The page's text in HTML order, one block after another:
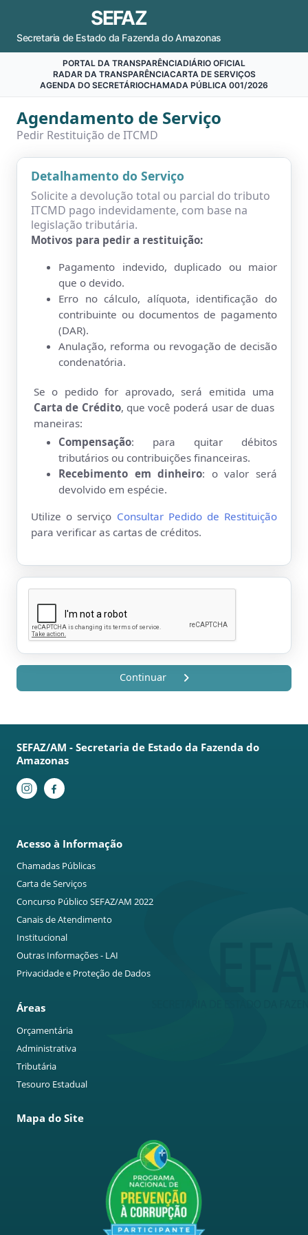
SEFAZ
Secretaria de Estado da Fazenda do Amazonas
PORTAL DA TRANSPARÊNCIADIÁRIO OFICIAL
RADAR DA TRANSPARÊNCIACARTA DE SERVIÇOS
AGENDA DO SECRETÁRIOCHAMADA PÚBLICA 001/2026
Agendamento de Serviço
Pedir Restituição de ITCMD
Detalhamento do Serviço
Solicite a devolução total ou parcial do tributo
ITCMD pago indevidamente, com base na
legislação tributária.
Motivos para pedir a restituição:
Pagamento indevido, duplicado ou maior
que o devido.
Erro no cálculo, alíquota, identificação do
contribuinte ou documentos de pagamento
(DAR).
Anulação, reforma ou revogação de decisão
condenatória.
Se o pedido for aprovado, será emitida uma
Carta de Crédito, que você poderá usar de duas
maneiras:
Compensação: para quitar débitos
tributários ou contribuições financeiras.
Recebimento em dinheiro: o valor será
devolvido em espécie.
Utilize o serviço Consultar Pedido de Restituição
para verificar as cartas de créditos.
Continuar
SEFAZ/AM - Secretaria de Estado da Fazenda do
Amazonas
Acesso à Informação
Chamadas Públicas
Carta de Serviços
Concurso Público SEFAZ/AM 2022
Canais de Atendimento
Institucional
Outras Informações - LAI
Privacidade e Proteção de Dados
Áreas
Orçamentária
Administrativa
Tributária
Tesouro Estadual
Mapa do Site